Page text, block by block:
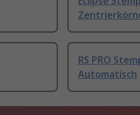
RS PRO
Automatisch